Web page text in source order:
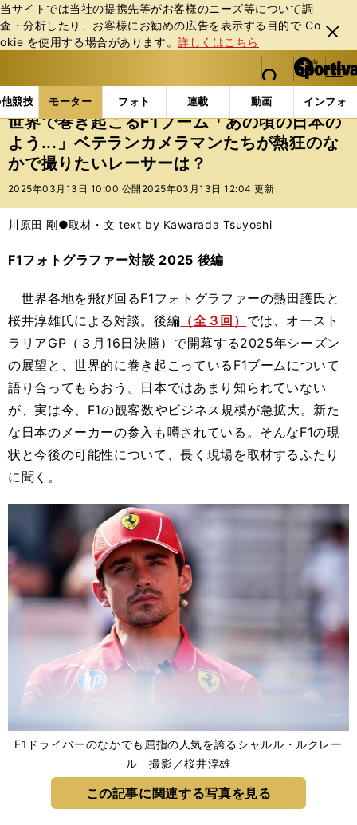
当サイトでは当社の提携先等がお客様のニーズ等について調
査・分析したり、お客様にお勧めの広告を表⽰する⽬的で Co
okie を使⽤する場合があります。詳しくはこちら
閉じ
る
web Sportiva (webスポルティーバ)
検索
マイペ
ー
ジ
メニュ
競技 モーター フォト 連載 動画 インフォ
b
ス
ポ
ル
テ
ー
バ
モーターの記事一覧 モーター F1 世界で巻き起
世界で巻き起こるF1ブーム「あの頃の日本の
よう...」ベテランカメラマンたちが熱狂のな
かで撮りたいレーサーは？
2025年03月13日 10:00 公開 2025年03月13日 12:04 更新
川原田 剛●取材・文 text by Kawarada Tsuyoshi
F1フォトグラファー対談 2025 後編
世界各地を飛び回るF1フォトグラファーの熱田護氏と
桜井淳雄氏による対談。後編 （全３回） では、オースト
ラリアGP（３月16日決勝）で開幕する2025年シーズン
の展望と、世界的に巻き起こっているF1ブームについて
語り合ってもらおう。日本ではあまり知られていない
が、実は今、F1の観客数やビジネス規模が急拡大。新た
な日本のメーカーの参入も噂されている。そんなF1の現
状と今後の可能性について、長く現場を取材するふたり
に聞く。
F1ドライバーのなかでも屈指の人気を誇るシャルル・ルクレー
ル 撮影／桜井淳雄
この記事に関連する写真を見る